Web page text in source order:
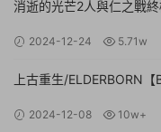
消逝的光芒2人與仁之戰
2024-12-24 5.71w
上古重生/ELDERBORN
2024-12-08 10w+